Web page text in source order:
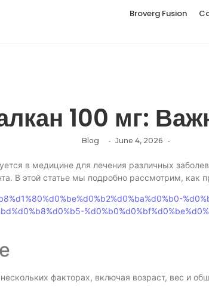
Broverg Fusion
100 мг:
Blog - June 4, 2026 -
в медицине для лечения различных
В этой статье мы подробно рассмотрим, как
факторах, включая возраст, вес и